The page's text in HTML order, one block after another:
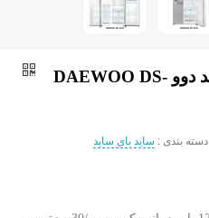
یخچال فریزر ساید بای ساید دوو DAEWOO DS-
دسته بندی : ساید بای ساید